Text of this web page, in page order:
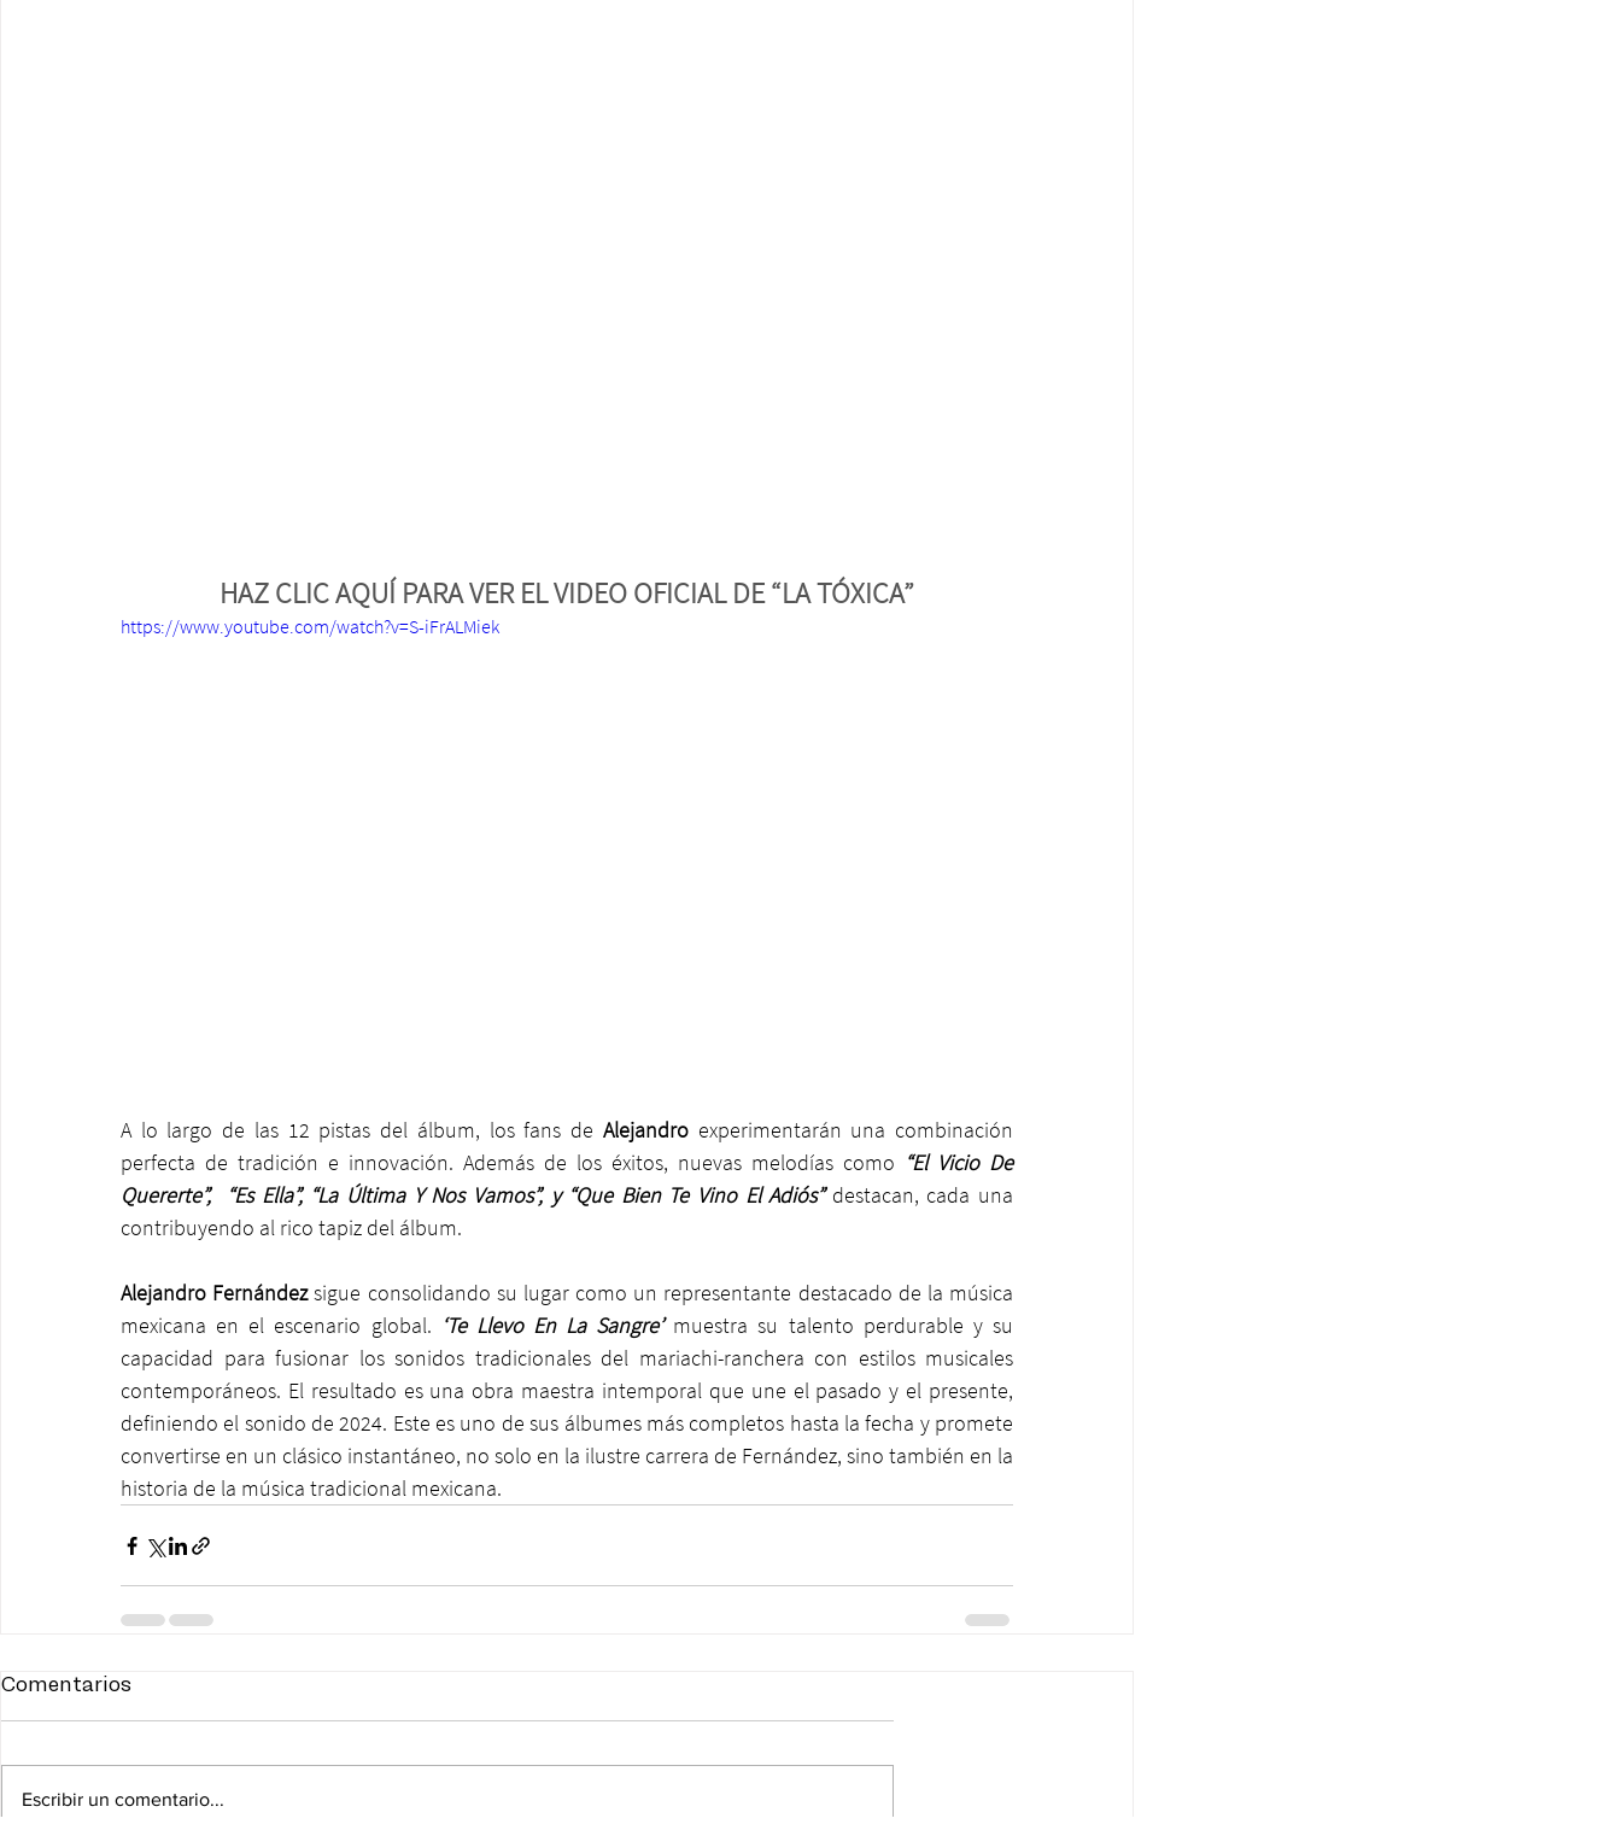
HAZ CLIC AQUÍ PARA VER EL VIDEO OFICIAL DE “LA TÓXICA”
https://www.youtube.com/watch?v=S-iFrALMiek
A lo largo de las 12 pistas del álbum, los fans de Alejandro experimentarán una combinación
perfecta de tradición e innovación. Además de los éxitos, nuevas melodías como “El Vicio De
Quererte”,  “Es Ella”, “La Última Y Nos Vamos”, y “Que Bien Te Vino El Adiós” destacan, cada una
contribuyendo al rico tapiz del álbum.
Alejandro Fernández sigue consolidando su lugar como un representante destacado de la música
mexicana en el escenario global. ‘Te Llevo En La Sangre’ muestra su talento perdurable y su
capacidad para fusionar los sonidos tradicionales del mariachi-ranchera con estilos musicales
contemporáneos. El resultado es una obra maestra intemporal que une el pasado y el presente,
definiendo el sonido de 2024. Este es uno de sus álbumes más completos hasta la fecha y promete
convertirse en un clásico instantáneo, no solo en la ilustre carrera de Fernández, sino también en la
historia de la música tradicional mexicana.
Comentarios
Escribir un comentario...